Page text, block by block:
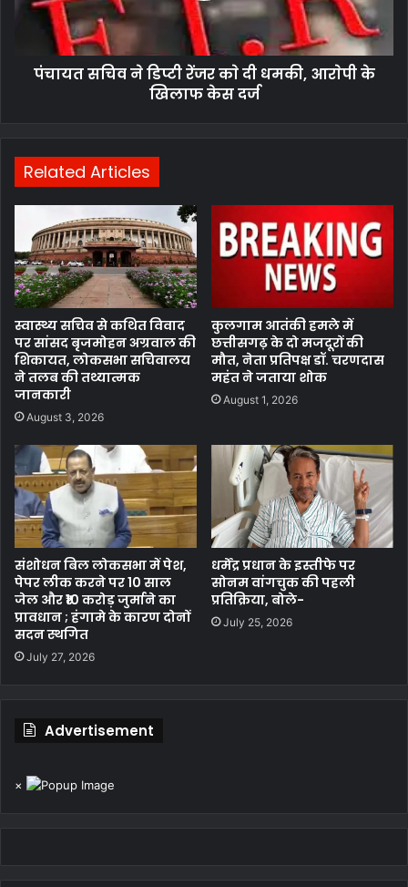
पंचायत सचिव ने डिप्टी रेंजर काे दी धमकी, आराेपी के
खिलाफ केस दर्ज
Related Articles
स्वास्थ्य सचिव से कथित विवाद
पर सांसद बृजमोहन अग्रवाल की
शिकायत, लोकसभा सचिवालय
ने तलब की तथ्यात्मक
जानकारी
August 3, 2026
कुलगाम आतंकी हमले में
छत्तीसगढ़ के दो मजदूरों की
मौत, नेता प्रतिपक्ष डॉ. चरणदास
महंत ने जताया शोक
August 1, 2026
संशोधन बिल लोकसभा में पेश,
पेपर लीक करने पर 10 साल
जेल और ₹10 करोड़ जुर्माने का
प्रावधान ; हंगामे के कारण दोनों
सदन स्थगित
July 27, 2026
धर्मेंद्र प्रधान के इस्तीफे पर
सोनम वांगचुक की पहली
प्रतिक्रिया, बोले-
July 25, 2026
Advertisement
×